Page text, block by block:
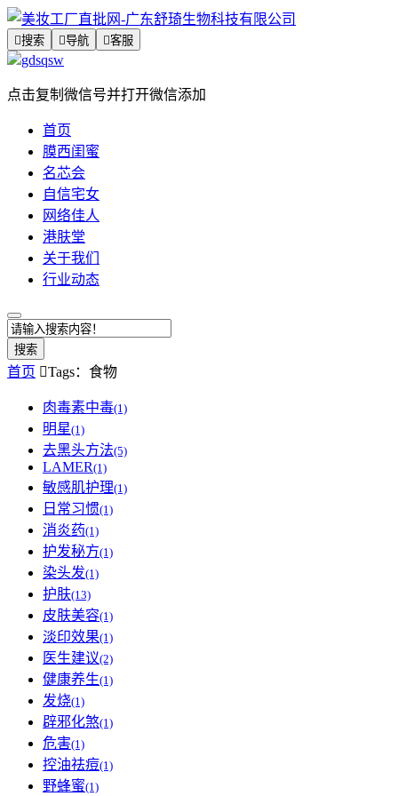
搜索 导航 客服
gdsqsw
点击复制微信号并打开微信添加
首页
膜西闺蜜
名芯会
自信宅女
网络佳人
港肤堂
关于我们
行业动态
搜索
首页 Tags：食物
肉毒素中毒(1)
明星(1)
去黑头方法(5)
LAMER(1)
敏感肌护理(1)
日常习惯(1)
消炎药(1)
护发秘方(1)
染头发(1)
护肤(13)
皮肤美容(1)
淡印效果(1)
医生建议(2)
健康养生(1)
发烧(1)
辟邪化煞(1)
危害(1)
控油祛痘(1)
野蜂蜜(1)